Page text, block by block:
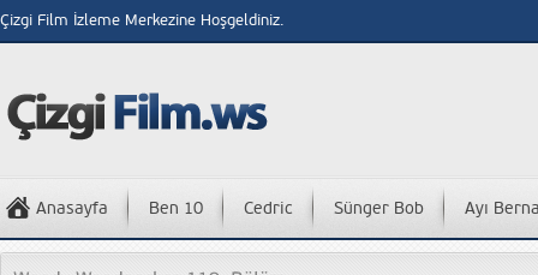
Çizgi Film İzleme Merkezine Hoşgeldiniz.
Anasayfa Ben 10 Cedric Sünger Bob Ayı